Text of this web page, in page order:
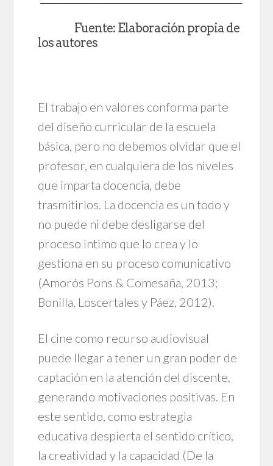
Fuente: Elaboración propia de
los autores
El trabajo en valores conforma parte
del diseño curricular de la escuela
básica, pero no debemos olvidar que el
profesor, en cualquiera de los niveles
que imparta docencia, debe
trasmitirlos. La docencia es un todo y
no puede ni debe desligarse del
proceso intimo que lo crea y lo
gestiona en su proceso comunicativo
(Amorós Pons & Comesaña, 2013;
Bonilla, Loscertales y Páez, 2012).
El cine como recurso audiovisual
puede llegar a tener un gran poder de
captación en la atención del discente,
generando motivaciones positivas. En
este sentido, como estrategia
educativa despierta el sentido crítico,
la creatividad y la capacidad (De la